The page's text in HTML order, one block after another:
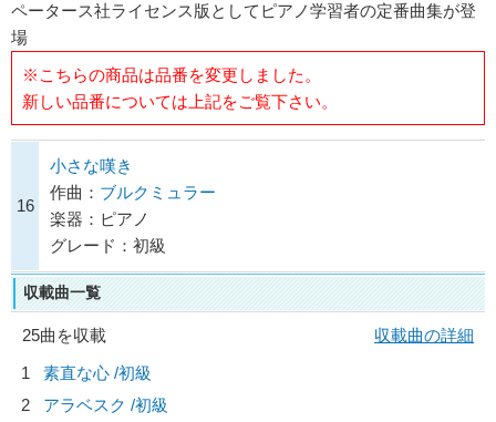
ペータース社ライセンス版としてピアノ学習者の定番曲集が登
場
※こちらの商品は品番を変更しました。
新しい品番については上記をご覧下さい。
16
小さな嘆き
作曲： ブルクミュラー
楽器：ピアノ
グレード：初級
収載曲一覧
25曲を収載
収載曲の詳細
1
素直な心 /初級
2
アラベスク /初級